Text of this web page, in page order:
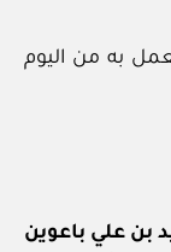
به من اليوم
بن علي باعوين